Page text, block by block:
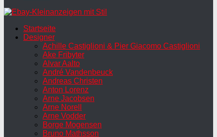
Startseite
Designer
Achille Castiglioni & Pier Giacomo Castiglioni
Ake Fribyter
Alvar Aalto
André Vandenbeuck
Andreas Christen
Anton Lorenz
Arne Jacobsen
Arne Norell
Arne Vodder
Borge Mogensen
Bruno Mathsson